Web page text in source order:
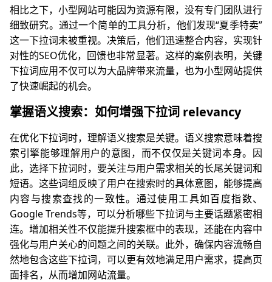
相比之下，小型网站可能因为资源有限，没有专门团队进行
细致研究。通过一个简单的工具分析，他们发现“夏季特卖”
这一下拉词未被重视。决策后，他们迅速整合内容，实现针
对性的SEO优化，回馈也非常显著。这样的案例表明，关键
下拉词应用不仅可以为大品牌带来流量，也为小型网站提供
了快速崛起的机会。
掌握语义搜索：如何增强下拉词 relevancy
在优化下拉词时，理解语义搜索是关键。语义搜索意味着搜
索引擎能够理解用户的意图，而不仅仅是关键词本身。因
此，选择下拉词时，要关注与用户需求相关的长尾关键词和
短语。这些词组反映了用户在搜索时的具体意图，能够提高
内容与搜索查找的一致性。通过使用工具如百度指数、
Google Trends等，可以分析哪些下拉词与主要话题紧密相
连。增加相关性不仅能提升搜索框中的表现，还能在内容中
强化与用户关心的问题之间的关联。此外，确保内容流畅自
然地包含这些下拉词，可以更有效地满足用户需求，提高页
面排名，从而增加网站流量。